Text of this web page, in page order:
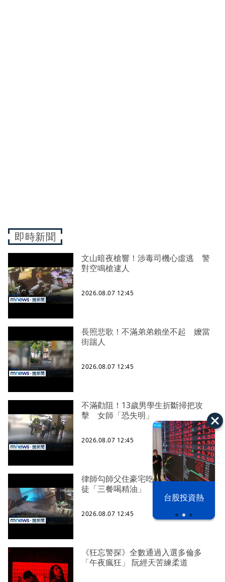
台股投資熱
即時新聞
文山暗夜槍響！涉毒司機心虛逃 警
對空鳴槍逮人
2026.08.07 12:45
長照悲歌！不滿弟弟賴坐不起 嬤當
街踹人
2026.08.07 12:45
不滿勸阻！13歲男學生折斷掃把攻
擊 女師「恐失明」
2026.08.07 12:45
律師勾師父住豪宅吃好料 爆下令信
徒「三餐喝精油」
2026.08.07 12:45
《狂忘警探》全數通過入選多倫多
「午夜瘋狂」 阮經天苦練柔道